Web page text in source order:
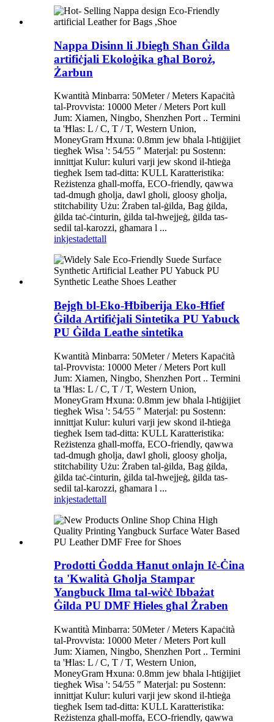
Nappa Disinn li Jbiegħ Sħan Ġilda
artifiċjali Ekoloġika għal Boroż,
Żarbun
Kwantità Minbarra: 50Meter / Meters Kapaċità
tal-Provvista: 10000 Meter / Meters Port kull
Jum: Xiamen, Ningbo, Shenzhen Port .. Termini
ta 'Ħlas: L / C, T / T, Western Union,
MoneyGram Ħxuna: 0.8mm jew bħala l-ħtiġijiet
tiegħek Wisa ': 54/55 ″ Materjal: pu Sostenn:
innittjat Kulur: kuluri varji jew skond il-ħtieġa
tiegħek Isem tad-ditta: KULL Karatteristika:
Reżistenza għall-moffa, ECO-friendly, qawwa
tad-dmugħ għolja, dawl għoli, gloosy għolja,
stitchability Użu: Żraben tal-ġilda, Bag ġilda,
ġilda taċ-ċinturin, ġilda tal-ħwejjeġ, ġilda tas-
sedil tal-karozzi, għamara l ...
inkjestadettall
Bejgħ bl-Eko-Ħbiberija Eko-Ħfief
Ġilda Artifiċjali Sintetika PU Yabuck
PU Ġilda Leathe sintetika
Kwantità Minbarra: 50Meter / Meters Kapaċità
tal-Provvista: 10000 Meter / Meters Port kull
Jum: Xiamen, Ningbo, Shenzhen Port .. Termini
ta 'Ħlas: L / C, T / T, Western Union,
MoneyGram Ħxuna: 0.8mm jew bħala l-ħtiġijiet
tiegħek Wisa ': 54/55 ″ Materjal: pu Sostenn:
innittjat Kulur: kuluri varji jew skond il-ħtieġa
tiegħek Isem tad-ditta: KULL Karatteristika:
Reżistenza għall-moffa, ECO-friendly, qawwa
tad-dmugħ għolja, dawl għoli, gloosy għolja,
stitchability Użu: Żraben tal-ġilda, Bag ġilda,
ġilda taċ-ċinturin, ġilda tal-ħwejjeġ, ġilda tas-
sedil tal-karozzi, għamara l ...
inkjestadettall
Prodotti Ġodda Ħanut onlajn Iċ-Ċina
ta 'Kwalità Għolja Stampar
Yangbuck Ilma tal-wiċċ Ibbażat
Ġilda PU DMF Ħieles għal Żraben
Kwantità Minbarra: 50Meter / Meters Kapaċità
tal-Provvista: 10000 Meter / Meters Port kull
Jum: Xiamen, Ningbo, Shenzhen Port .. Termini
ta 'Ħlas: L / C, T / T, Western Union,
MoneyGram Ħxuna: 0.8mm jew bħala l-ħtiġijiet
tiegħek Wisa ': 54/55 ″ Materjal: pu Sostenn:
innittjat Kulur: kuluri varji jew skond il-ħtieġa
tiegħek Isem tad-ditta: KULL Karatteristika:
Reżistenza għall-moffa, ECO-friendly, qawwa